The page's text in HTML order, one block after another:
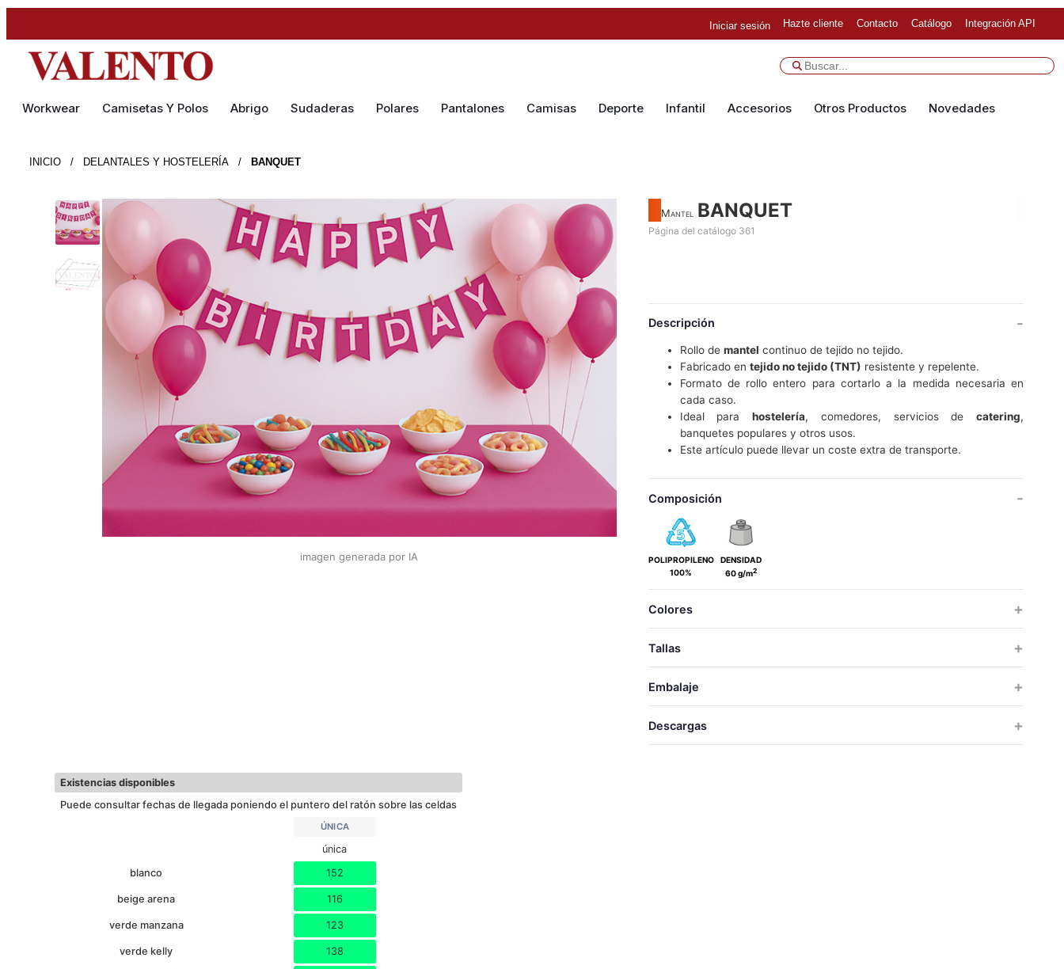
Iniciar sesión Hazte cliente Contacto Catálogo Integración API
Workwear Camisetas Y Polos Abrigo Sudaderas Polares Pantalones Camisas Deporte Infantil Accesorios Otros Productos Novedades
INICIO / DELANTALES Y HOSTELERÍA / BANQUET
imagen generada por IA
Mantel BANQUET
Página del catálogo 361
Descripción
Rollo de mantel continuo de tejido no tejido.
Fabricado en tejido no tejido (TNT) resistente y repelente.
Formato de rollo entero para cortarlo a la medida necesaria en
cada caso.
Ideal parahostelería, comedores, servicios decatering,
banquetes populares y otros usos.
Este artículo puede llevar un coste extra de transporte.
Composición
POLIPROPILENO
100%
DENSIDAD
60 g/m2
Colores
Tallas
Embalaje
UNICA
Descargas
Existencias disponibles
Puede consultar fechas de llegada poniendo el puntero del ratón sobre las celdas
ÚNICA
única
blanco
152
beige arena 116
verde manzana 123
verde kelly 138